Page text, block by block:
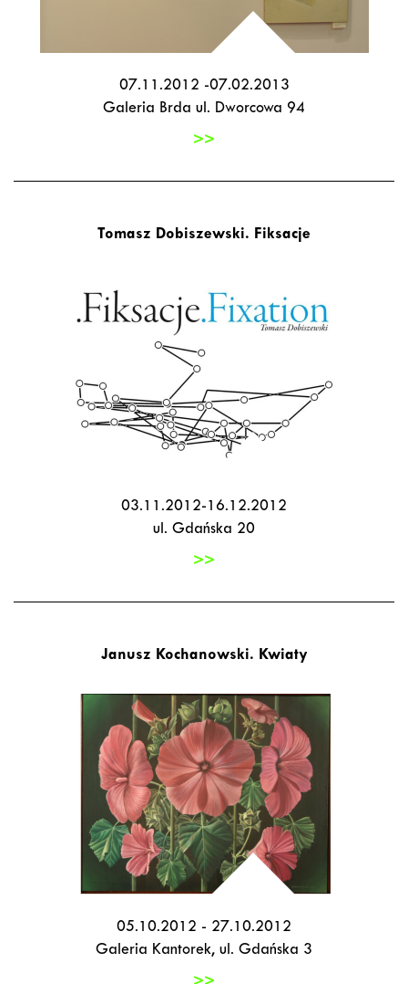
07.11.2012 -07.02.2013
Galeria Brda ul. Dworcowa 94
>>
Tomasz Dobiszewski. Fiksacje
03.11.2012-16.12.2012
ul. Gdańska 20
>>
Janusz Kochanowski. Kwiaty
05.10.2012 - 27.10.2012
Galeria Kantorek, ul. Gdańska 3